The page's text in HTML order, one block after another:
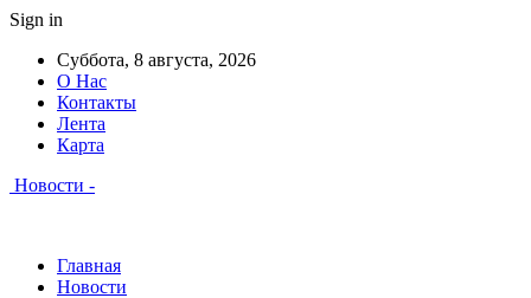
Sign in
Суббота, 8 августа, 2026
О Нас
Контакты
Лента
Карта
Новости -
Главная
Новости